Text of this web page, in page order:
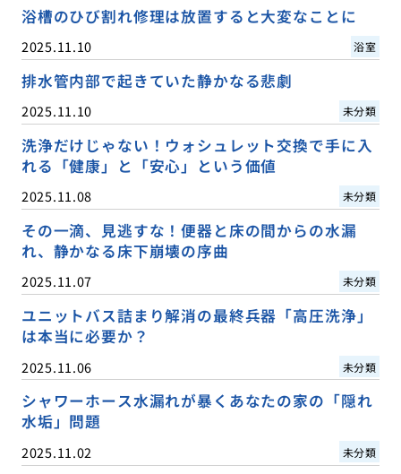
浴槽のひび割れ修理は放置すると大変なことに
2025.11.10 浴室
排水管内部で起きていた静かなる悲劇
2025.11.10 未分類
洗浄だけじゃない！ウォシュレット交換で手に入
れる「健康」と「安心」という価値
2025.11.08 未分類
その一滴、見逃すな！便器と床の間からの水漏
れ、静かなる床下崩壊の序曲
2025.11.07 未分類
ユニットバス詰まり解消の最終兵器「高圧洗浄」
は本当に必要か？
2025.11.06 未分類
シャワーホース水漏れが暴くあなたの家の「隠れ
水垢」問題
2025.11.02 未分類